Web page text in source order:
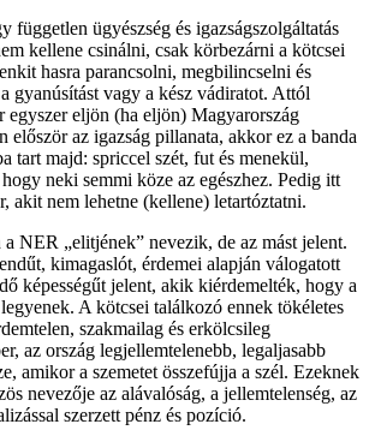
független ügyészség és igazságszolgáltatás
kellene csinálni, csak körbezárni a kötcsei
hasra parancsolni, megbilincselni és
gyanúsítást vagy a kész vádiratot. Attól
egyszer eljön (ha eljön) Magyarország
először az igazság pillanata, akkor ez a banda
tart majd: spriccel szét, fut és menekül,
neki semmi köze az egészhez. Pedig itt
akit nem lehetne (kellene) letartóztatni.
NER „elitjének” nevezik, de az mást jelent.
kimagaslót, érdemei alapján válogatott
képességűt jelent, akik kiérdemelték, hogy a
A kötcsei találkozó ennek tökéletes
szakmailag és erkölcsileg
az ország legjellemtelenebb, legaljasabb
amikor a szemetet összefújja a szél. Ezeknek
nevezője az alávalóság, a jellemtelenség, az
szerzett pénz és pozíció.